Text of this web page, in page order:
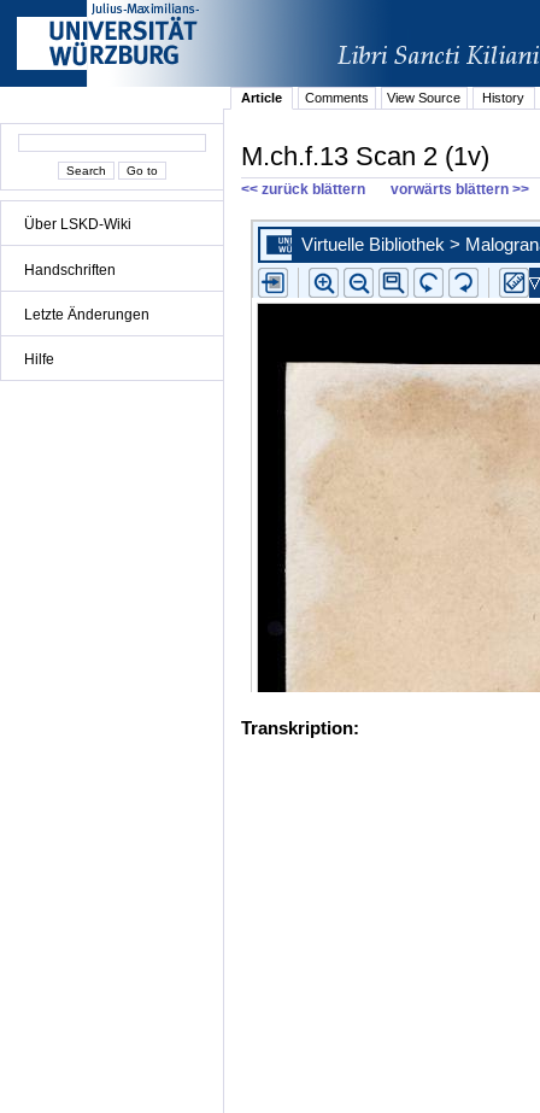
Über LSKD-Wiki
Handschriften
Letzte Änderungen
Hilfe
Article Comments View Source History
M.ch.f.13 Scan 2 (1v)
<< zurück blättern vorwärts blättern >>
Transkription: